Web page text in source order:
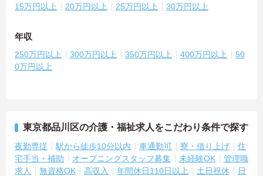
15万円以上 20万円以上 25万円以上 30万円以上
年収
250万円以上 300万円以上 350万円以上 400万円以上
50
0万円以上
東京都品川区の介護・福祉求人をこだわり条件で探す
夜勤専従 駅から徒歩10分以内 車通勤可 寮・借り上げ
住
宅手当・補助
オープニングスタッフ募集 未経験OK
管理職
求人
無資格OK 高収入 年間休日110日以上 土日祝休
日